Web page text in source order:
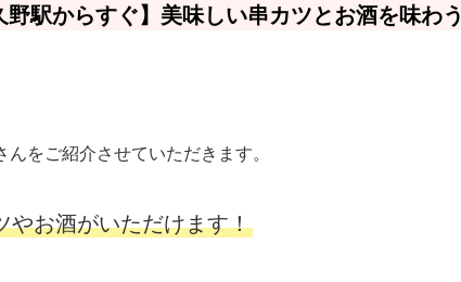
野駅からすぐ】美味しい串カツとお酒を味わう
をご紹介させていただきます。
やお酒がいただけます！